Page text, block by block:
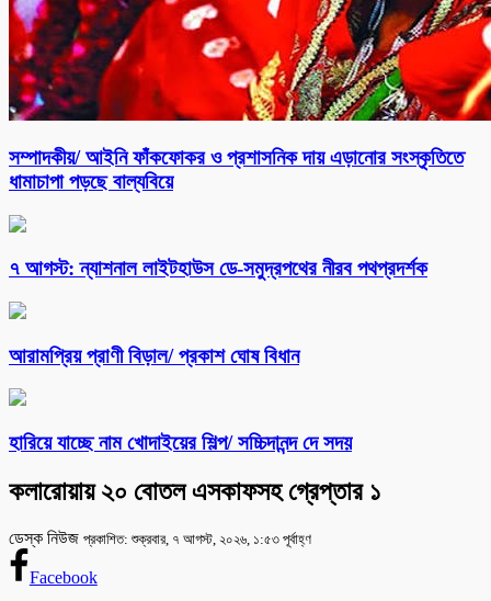
সম্পাদকীয়/ আইনি ফাঁকফোকর ও প্রশাসনিক দায় এড়ানোর সংস্কৃতিতে
ধামাচাপা পড়ছে বাল্যবিয়ে
৭ আগস্ট: ন্যাশনাল লাইটহাউস ডে-সমুদ্রপথের নীরব পথপ্রদর্শক
আরামপ্রিয় প্রাণী বিড়াল/ প্রকাশ ঘোষ বিধান
হারিয়ে যাচ্ছে নাম খোদাইয়ের শিল্প/ সচ্চিদানন্দ দে সদয়
কলারোয়ায় ২০ বোতল এসকাফসহ গ্রেপ্তার ১
ডেস্ক নিউজ প্রকাশিত: শুক্রবার, ৭ আগস্ট, ২০২৬, ১:৫৩ পূর্বাহ্ণ
Facebook